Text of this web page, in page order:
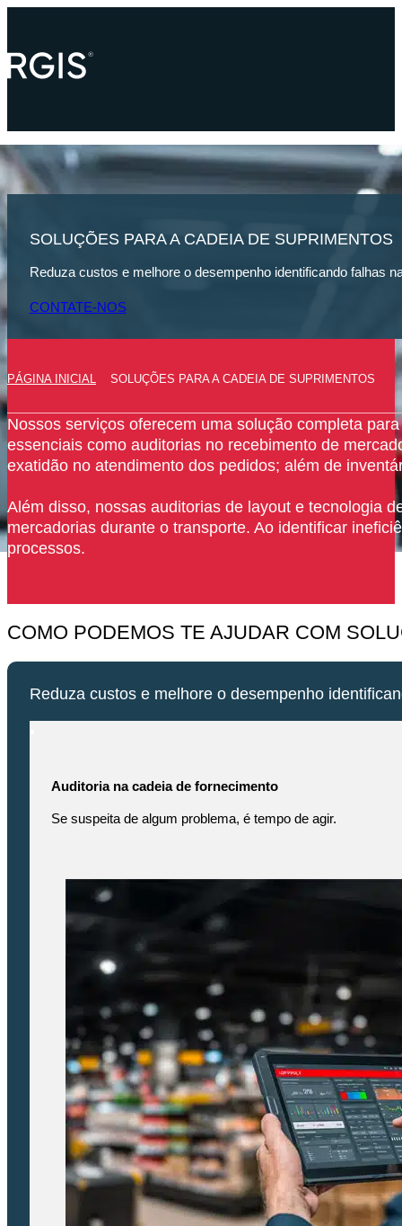
SOLUÇÕES PARA A CADEIA DE SUPRIMENTOS
Reduza custos e melhore o desempenho identificando falhas
CONTATE-NOS
PÁGINA INICIAL SOLUÇÕES PARA A CADEIA DE SUPRIMENTOS
Nossos serviços oferecem uma solução completa
essenciais como auditorias no recebimento de
exatidão no atendimento dos pedidos; além de
Além disso, nossas auditorias de layout e tecnologia
mercadorias durante o transporte. Ao identificar
processos.
COMO PODEMOS TE AJUDAR COM
Reduza custos e melhore o desempenho
Auditoria na cadeia de fornecimento
Se suspeita de algum problema, é tempo de agir.